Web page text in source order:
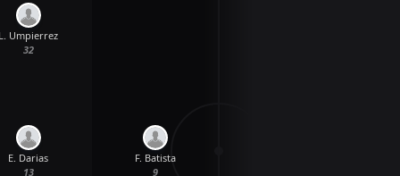
E. Darias
13
L. Umpierrez
32
F. Batista
9